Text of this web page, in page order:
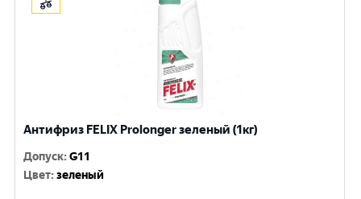
Антифриз FELIX Prolonger зеленый (1кг)
Допуск:G11
Цвет:зеленый